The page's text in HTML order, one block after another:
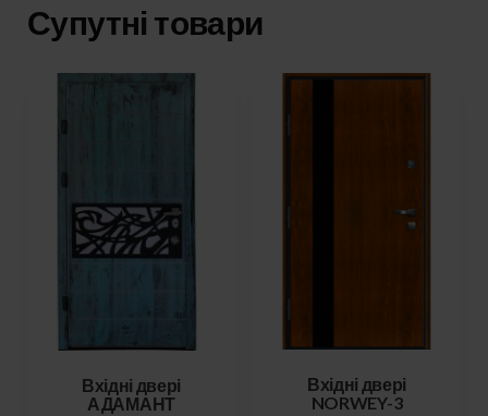
Супутні товари
Вхідні двері
АДАМАНТ
Вхідні двері
NORWEY-3